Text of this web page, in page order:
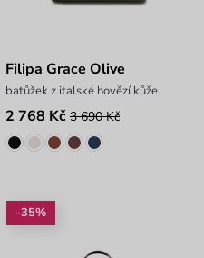
Filipa Grace Olive
batůžek z italské hovězí kůže
2 768 Kč 3 690 Kč
-35%